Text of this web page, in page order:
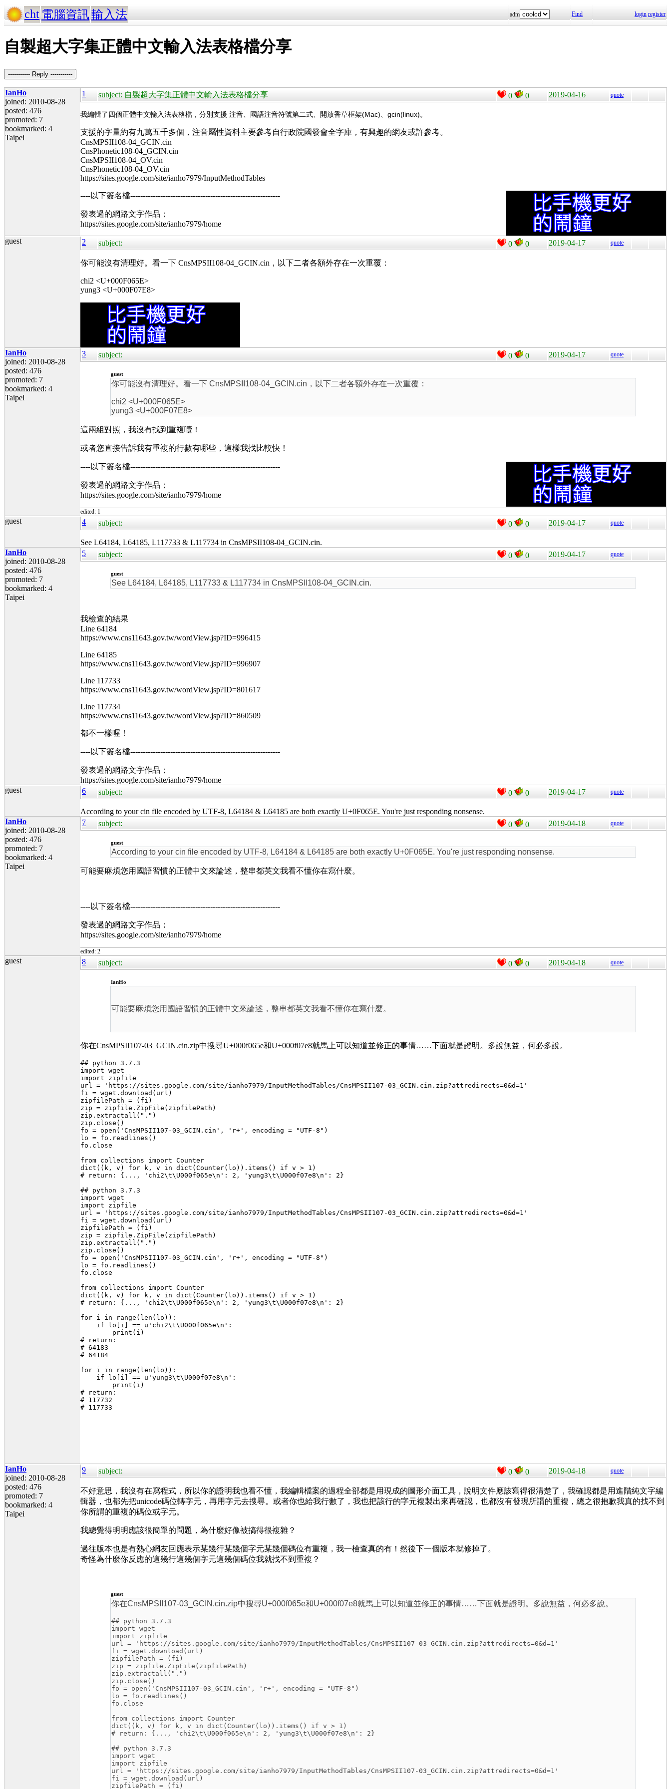
cht 電腦資訊輸入法 adm Find login register
自製超大字集正體中文輸入法表格檔分享
----------- Reply -----------
IanHo
joined: 2010-08-28
posted: 476
promoted: 7
bookmarked: 4
Taipei
1 subject: 自製超大字集正體中文輸入法表格檔分享 0 0 2019-04-16 quote
我編輯了四個正體中文輸入法表格檔，分別支援 注音、國語注音符號第二式、開放香草框架(Mac)、gcin(linux)。
支援的字量約有九萬五千多個，注音屬性資料主要參考自行政院國發會全字庫，有興趣的網友或許參考。
CnsMPSII108-04_GCIN.cin
CnsPhonetic108-04_GCIN.cin
CnsMPSII108-04_OV.cin
CnsPhonetic108-04_OV.cin
https://sites.google.com/site/ianho7979/InputMethodTables
----以下簽名檔------------------------------------------------------------
發表過的網路文字作品；
https://sites.google.com/site/ianho7979/home
guest
2 subject: 0 0 2019-04-17 quote
你可能沒有清理好。看一下 CnsMPSII108-04_GCIN.cin，以下二者各額外存在一次重覆：
chi2 <U+000F065E>
yung3 <U+000F07E8>
IanHo
joined: 2010-08-28
posted: 476
promoted: 7
bookmarked: 4
Taipei
3 subject: 0 0 2019-04-17 quote
guest
你可能沒有清理好。看一下 CnsMPSII108-04_GCIN.cin，以下二者各額外存在一次重覆：
chi2 <U+000F065E>
yung3 <U+000F07E8>
這兩組對照，我沒有找到重複噎！
或者您直接告訴我有重複的行數有哪些，這樣我找比較快！
----以下簽名檔------------------------------------------------------------
發表過的網路文字作品；
https://sites.google.com/site/ianho7979/home
edited: 1
guest 4 subject: 0 0 2019-04-17 quote
See L64184, L64185, L117733 & L117734 in CnsMPSII108-04_GCIN.cin.
IanHo
joined: 2010-08-28
posted: 476
promoted: 7
bookmarked: 4
Taipei
5 subject: 0 0 2019-04-17 quote
guest
See L64184, L64185, L117733 & L117734 in CnsMPSII108-04_GCIN.cin.
我檢查的結果
Line 64184
https://www.cns11643.gov.tw/wordView.jsp?ID=996415
Line 64185
https://www.cns11643.gov.tw/wordView.jsp?ID=996907
Line 117733
https://www.cns11643.gov.tw/wordView.jsp?ID=801617
Line 117734
https://www.cns11643.gov.tw/wordView.jsp?ID=860509
都不一樣喔！
----以下簽名檔------------------------------------------------------------
發表過的網路文字作品；
https://sites.google.com/site/ianho7979/home
guest
6 subject: 0 0 2019-04-17 quote
According to your cin file encoded by UTF-8, L64184 & L64185 are both exactly U+0F065E. You're just responding nonsense.
IanHo
joined: 2010-08-28
posted: 476
promoted: 7
bookmarked: 4
Taipei
7 subject: 0 0 2019-04-18 quote
guest
According to your cin file encoded by UTF-8, L64184 & L64185 are both exactly U+0F065E. You're just responding nonsense.
可能要麻煩您用國語習慣的正體中文來論述，整串都英文我看不懂你在寫什麼。
----以下簽名檔------------------------------------------------------------
發表過的網路文字作品；
https://sites.google.com/site/ianho7979/home
edited: 2
guest 8 subject: 0 0 2019-04-18 quote
IanHo
可能要麻煩您用國語習慣的正體中文來論述，整串都英文我看不懂你在寫什麼。
你在CnsMPSII107-03_GCIN.cin.zip中搜尋U+000f065e和U+000f07e8就馬上可以知道並修正的事情……下面就是證明。多說無益，何必多說。
## python 3.7.3
import wget
import zipfile
url = 'https://sites.google.com/site/ianho7979/InputMethodTables/CnsMPSII107-03_GCIN.cin.zip?attredirects=0&d=1'
fi = wget.download(url)
zipfilePath = (fi)
zip = zipfile.ZipFile(zipfilePath)
zip.extractall(".")
zip.close()
fo = open('CnsMPSII107-03_GCIN.cin', 'r+', encoding = "UTF-8")
lo = fo.readlines()
fo.close
from collections import Counter
dict((k, v) for k, v in dict(Counter(lo)).items() if v > 1)
# return: {..., 'chi2\t\U000f065e\n': 2, 'yung3\t\U000f07e8\n': 2}
## python 3.7.3
import wget
import zipfile
url = 'https://sites.google.com/site/ianho7979/InputMethodTables/CnsMPSII107-03_GCIN.cin.zip?attredirects=0&d=1'
fi = wget.download(url)
zipfilePath = (fi)
zip = zipfile.ZipFile(zipfilePath)
zip.extractall(".")
zip.close()
fo = open('CnsMPSII107-03_GCIN.cin', 'r+', encoding = "UTF-8")
lo = fo.readlines()
fo.close
from collections import Counter
dict((k, v) for k, v in dict(Counter(lo)).items() if v > 1)
# return: {..., 'chi2\t\U000f065e\n': 2, 'yung3\t\U000f07e8\n': 2}
for i in range(len(lo)):
if lo[i] == u'chi2\t\U000f065e\n':
print(i)
# return:
# 64183
# 64184
for i in range(len(lo)):
if lo[i] == u'yung3\t\U000f07e8\n':
print(i)
# return:
# 117732
# 117733
IanHo
joined: 2010-08-28
posted: 476
promoted: 7
bookmarked: 4
Taipei
9 subject: 0 0 2019-04-18 quote
不好意思，我沒有在寫程式，所以你的證明我也看不懂，我編輯檔案的過程全部都是用現成的圖形介面工具，說明文件應該寫得很清楚了，我確認都是用進階純文字編
輯器，也都先把unicode碼位轉字元，再用字元去搜尋。或者你也給我行數了，我也把該行的字元複製出來再確認，也都沒有發現所謂的重複，總之很抱歉我真的找不到
你所謂的重複的碼位或字元。
我總覺得明明應該很簡單的問題，為什麼好像被搞得很複雜？
過往版本也是有熱心網友回應表示某幾行某幾個字元某幾個碼位有重複，我一檢查真的有！然後下一個版本就修掉了。
奇怪為什麼你反應的這幾行這幾個字元這幾個碼位我就找不到重複？
guest
你在CnsMPSII107-03_GCIN.cin.zip中搜尋U+000f065e和U+000f07e8就馬上可以知道並修正的事情……下面就是證明。多說無益，何必多說。
## python 3.7.3
import wget
import zipfile
url = 'https://sites.google.com/site/ianho7979/InputMethodTables/CnsMPSII107-03_GCIN.cin.zip?attredirects=0&d=1'
fi = wget.download(url)
zipfilePath = (fi)
zip = zipfile.ZipFile(zipfilePath)
zip.extractall(".")
zip.close()
fo = open('CnsMPSII107-03_GCIN.cin', 'r+', encoding = "UTF-8")
lo = fo.readlines()
fo.close
from collections import Counter
dict((k, v) for k, v in dict(Counter(lo)).items() if v > 1)
# return: {..., 'chi2\t\U000f065e\n': 2, 'yung3\t\U000f07e8\n': 2}
## python 3.7.3
import wget
import zipfile
url = 'https://sites.google.com/site/ianho7979/InputMethodTables/CnsMPSII107-03_GCIN.cin.zip?attredirects=0&d=1'
fi = wget.download(url)
zipfilePath = (fi)